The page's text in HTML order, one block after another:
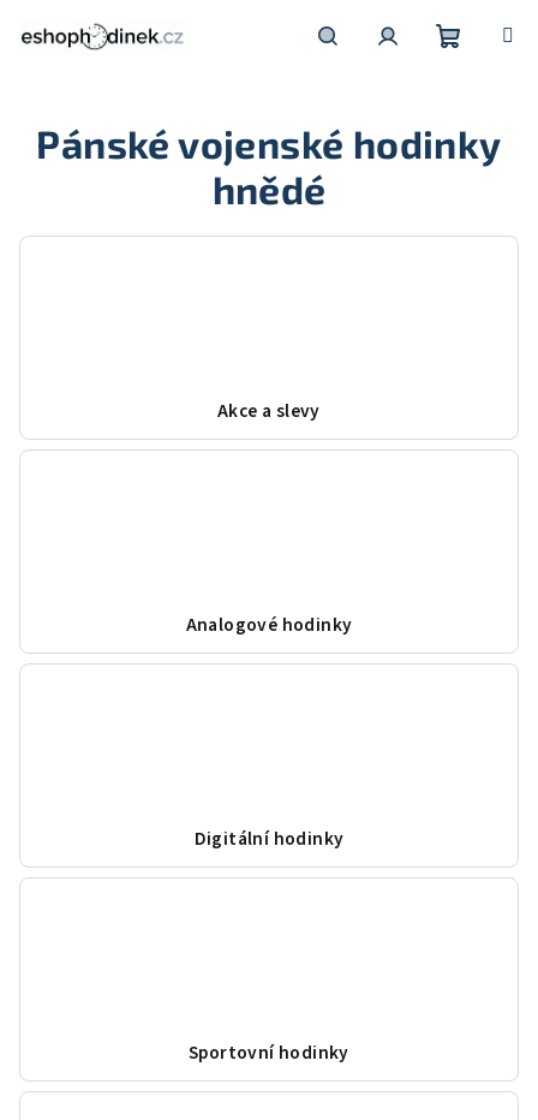
košík
Pánské vojenské hodinky
hnědé
Akce a slevy
Analogové hodinky
Digitální hodinky
Sportovní hodinky